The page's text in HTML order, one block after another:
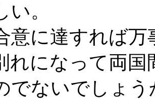
い。
意に達すれば万
れになって両
でないでしょう